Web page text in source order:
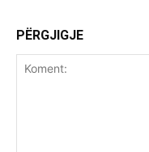
PËRGJIGJE